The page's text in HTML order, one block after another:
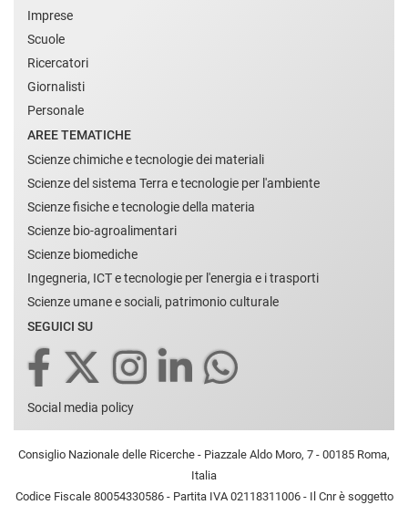
Imprese
Scuole
Ricercatori
Giornalisti
Personale
AREE TEMATICHE
Scienze chimiche e tecnologie dei materiali
Scienze del sistema Terra e tecnologie per l'ambiente
Scienze fisiche e tecnologie della materia
Scienze bio-agroalimentari
Scienze biomediche
Ingegneria, ICT e tecnologie per l'energia e i trasporti
Scienze umane e sociali, patrimonio culturale
SEGUICI SU
Social media policy
Consiglio Nazionale delle Ricerche - Piazzale Aldo Moro, 7 - 00185 Roma,
Italia
Codice Fiscale 80054330586 - Partita IVA 02118311006 - Il Cnr è soggetto